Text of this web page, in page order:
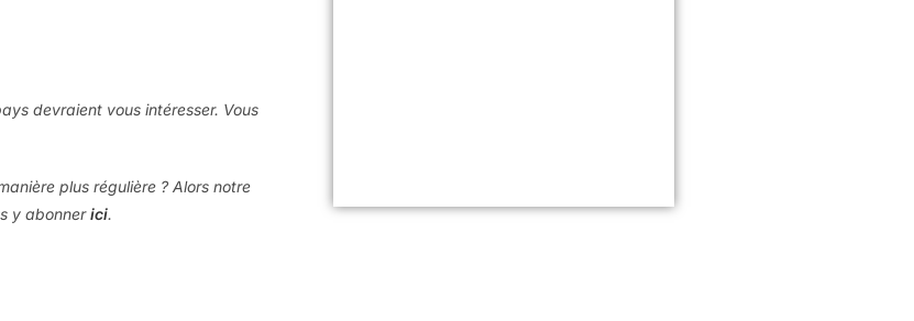
devraient vous intéresser. Vous
plus régulière ? Alors notre
y abonnerici.